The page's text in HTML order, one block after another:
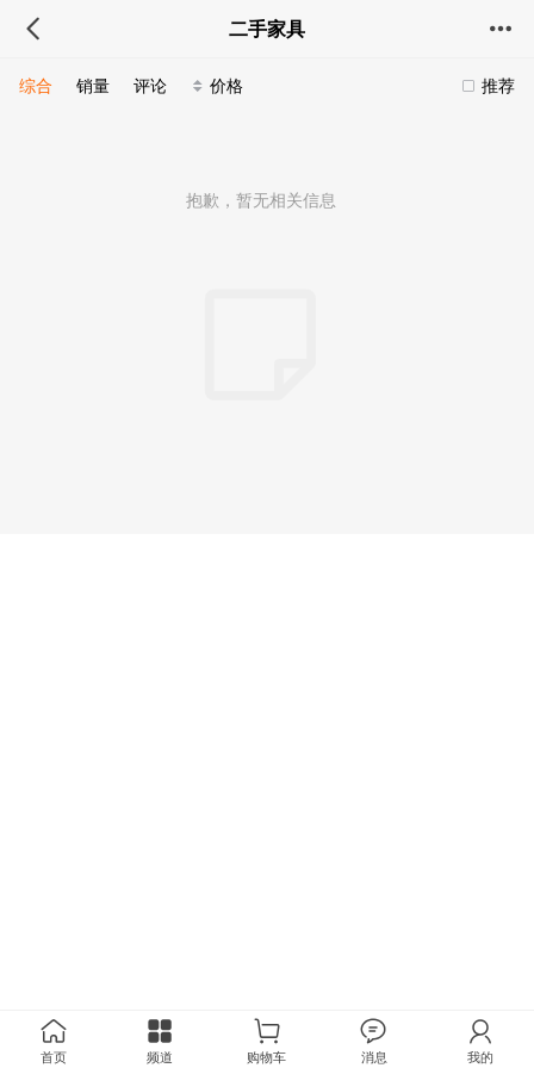
二手家具
推荐
综合 销量 评论 价格
抱歉，暂无相关信息
首页 频道 购物车 消息 我的